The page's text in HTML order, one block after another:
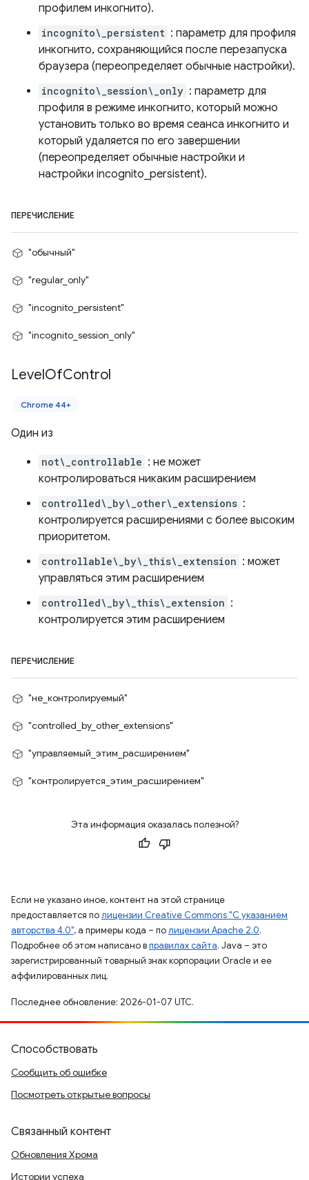
профилем инкогнито).
incognito\_persistent : параметр для профиля
инкогнито, сохраняющийся после перезапуска
браузера (переопределяет обычные настройки).
incognito\_session\_only : параметр для
профиля в режиме инкогнито, который можно
установить только во время сеанса инкогнито и
который удаляется по его завершении
(переопределяет обычные настройки и
настройки incognito_persistent).
ПЕРЕЧИСЛЕНИЕ
"обычный"
"regular_only"
"incognito_persistent"
"incognito_session_only"
LevelOfControl
Chrome 44+
Один из
not\_controllable : не может
контролироваться никаким расширением
controlled\_by\_other\_extensions :
контролируется расширениями с более высоким
приоритетом.
controllable\_by\_this\_extension : может
управляться этим расширением
controlled\_by\_this\_extension :
контролируется этим расширением
ПЕРЕЧИСЛЕНИЕ
"не_контролируемый"
"controlled_by_other_extensions"
"управляемый_этим_расширением"
"контролируется_этим_расширением"
Эта информация оказалась полезной?
Если не указано иное, контент на этой странице
предоставляется полицензии Creative Commons "С указанием
авторства 4.0", а примеры кода – полицензии Apache 2.0.
Подробнее об этом написано вправилах сайта. Java – это
зарегистрированный товарный знак корпорации Oracle и ее
аффилированных лиц.
Последнее обновление: 2026-01-07 UTC.
Способствовать
Сообщить об ошибке
Посмотреть открытые вопросы
Связанный контент
Обновления Хрома
Истории успеха